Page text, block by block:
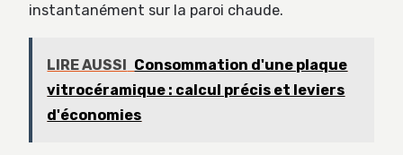
instantanément sur la paroi chaude.
LIRE AUSSI Consommation d'une plaque
vitrocéramique : calcul précis et leviers
d'économies